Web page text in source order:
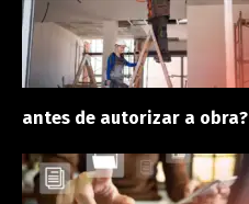
antes de autorizar a obra?